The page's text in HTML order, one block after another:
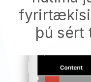
þú sért